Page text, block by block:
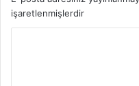
işaretlenmişlerdir